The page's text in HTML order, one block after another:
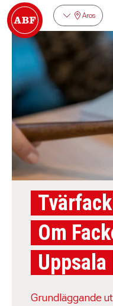
Aros
Om
Uppsala
Grundläggande